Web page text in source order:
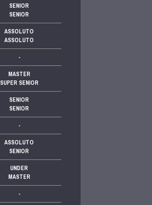
SENIOR
SENIOR
ASSOLUTO
ASSOLUTO
-
MASTER
SUPER SENIOR
SENIOR
SENIOR
-
ASSOLUTO
SENIOR
UNDER
MASTER
-